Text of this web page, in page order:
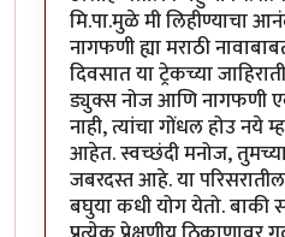
मि.पा.मुळे मी लिहीण्याचा
नागफणी ह्या मराठी
दिवसात या ट्रेकच्या
ड्युक्स नोज आणि नागफणी
नाही, त्यांचा गोंधल होउ नये
आहेत. स्वच्छंदी मनोज,
जबरदस्त आहे. या
बघुया कधी योग येतो. बाकी